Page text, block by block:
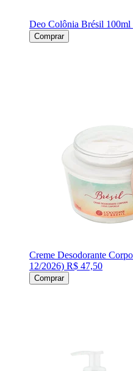
Deo Colônia Brésil 100ml
Comprar
Creme Desodorante
12/2026) R$ 47,50
Comprar